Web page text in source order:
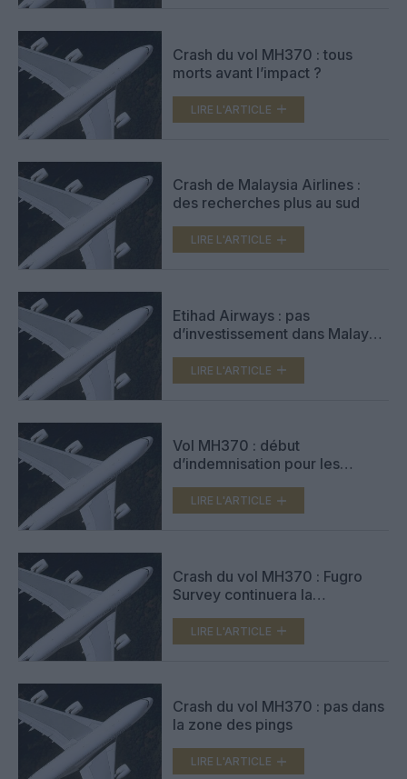
Crash du vol MH370 : tous
morts avant l’impact ?
LIRE L'ARTICLE
Crash de Malaysia Airlines :
des recherches plus au sud
LIRE L'ARTICLE
Etihad Airways : pas
d’investissement dans Malaysia
LIRE L'ARTICLE
Vol MH370 : début
d’indemnisation pour les
LIRE L'ARTICLE
Crash du vol MH370 : Fugro
Survey continuera la
LIRE L'ARTICLE
Crash du vol MH370 : pas dans
la zone des pings
LIRE L'ARTICLE